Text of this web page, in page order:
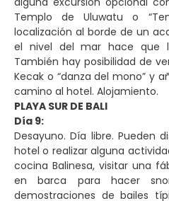
Templo de Uluwatu o
localización al borde de un
el nivel del mar hace que
También hay posibilidad de
Kecak o “danza del mono” y
camino al hotel. Alojamiento.
PLAYA SUR DE BALI
Día 9:
Desayuno. Día libre. Pueden
hotel o realizar alguna
cocina Balinesa, visitar una
en barca para hacer
demostraciones de bailes